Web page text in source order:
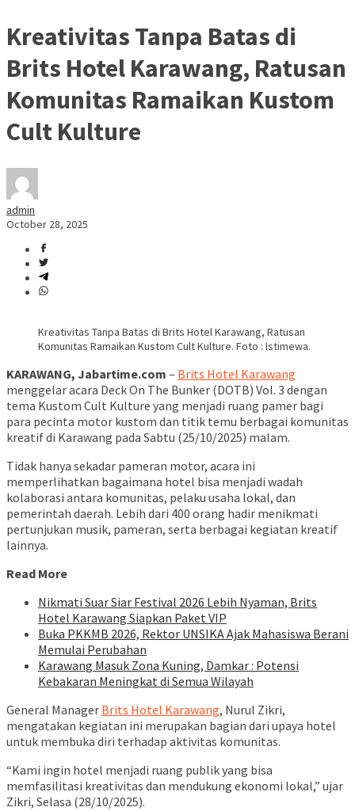
Kreativitas Tanpa Batas di
Brits Hotel Karawang, Ratusan
Komunitas Ramaikan Kustom
Cult Kulture
admin
October 28, 2025
Kreativitas Tanpa Batas di Brits Hotel Karawang, Ratusan
Komunitas Ramaikan Kustom Cult Kulture. Foto : Istimewa.
KARAWANG, Jabartime.com – Brits Hotel Karawang
menggelar acara Deck On The Bunker (DOTB) Vol. 3 dengan
tema Kustom Cult Kulture yang menjadi ruang pamer bagi
para pecinta motor kustom dan titik temu berbagai komunitas
kreatif di Karawang pada Sabtu (25/10/2025) malam.
Tidak hanya sekadar pameran motor, acara ini
memperlihatkan bagaimana hotel bisa menjadi wadah
kolaborasi antara komunitas, pelaku usaha lokal, dan
pemerintah daerah. Lebih dari 400 orang hadir menikmati
pertunjukan musik, pameran, serta berbagai kegiatan kreatif
lainnya.
Read More
Nikmati Suar Siar Festival 2026 Lebih Nyaman, Brits
Hotel Karawang Siapkan Paket VIP
Buka PKKMB 2026, Rektor UNSIKA Ajak Mahasiswa Berani
Memulai Perubahan
Karawang Masuk Zona Kuning, Damkar : Potensi
Kebakaran Meningkat di Semua Wilayah
General Manager Brits Hotel Karawang, Nurul Zikri,
mengatakan kegiatan ini merupakan bagian dari upaya hotel
untuk membuka diri terhadap aktivitas komunitas.
“Kami ingin hotel menjadi ruang publik yang bisa
memfasilitasi kreativitas dan mendukung ekonomi lokal,” ujar
Zikri, Selasa (28/10/2025).